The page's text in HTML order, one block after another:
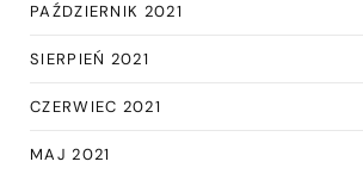
PAŹDZIERNIK 2021
SIERPIEŃ 2021
CZERWIEC 2021
MAJ 2021